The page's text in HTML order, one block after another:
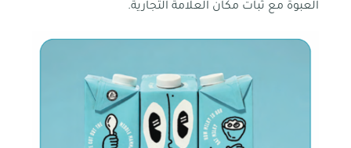
العبوة مع ثبات مكان العلامة التجارية.